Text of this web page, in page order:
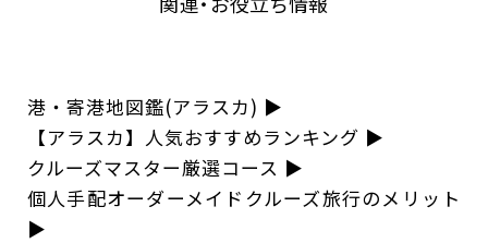
港・寄港地図鑑(アラスカ) ▶︎
【アラスカ】人気おすすめランキング ▶︎
クルーズマスター厳選コース ▶︎
個人手配オーダーメイドクルーズ旅行のメリット
▶︎